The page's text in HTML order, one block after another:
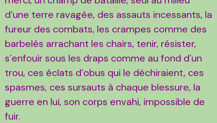
d’une terre ravagée, des assauts incessants, la
fureur des combats, les crampes comme des
barbelés arrachant les chairs, tenir, résister,
s’enfouir sous les draps comme au fond d’un
trou, ces éclats d’obus qui le déchiraient, ces
spasmes, ces sursauts à chaque blessure, la
guerre en lui, son corps envahi, impossible de
fuir.